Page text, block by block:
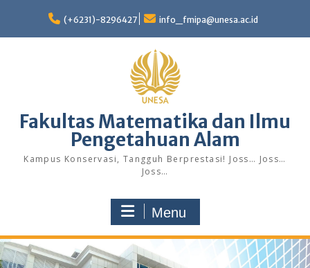
content
(+6231)-8296427 info_fmipa@unesa.ac.id
Fakultas Matematika dan Ilmu
Pengetahuan Alam
Kampus Konservasi, Tangguh Berprestasi! Joss… Joss…
Joss…
Menu